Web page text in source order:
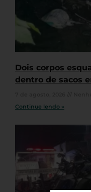
Dois corpos
dentro de sacos
Continue lendo »